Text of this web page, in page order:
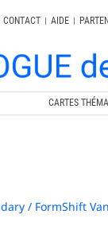
CONTACT | AIDE |
CARTES
/ FormShift